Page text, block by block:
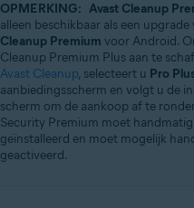
OPMERKING: Avast Cleanup
alleen beschikbaar als een upgrade
Cleanup Premium voor Android.
Cleanup Premium Plus aan te
Avast Cleanup, selecteert u Pro
aanbiedingsscherm en volgt u de
scherm om de aankoop af te
Security Premium moet
geïnstalleerd en moet mogelijk
geactiveerd.